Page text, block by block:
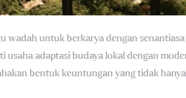
wadah untuk berkarya dengan
usaha adaptasi budaya lokal dengan
bentuk keuntungan yang tidak